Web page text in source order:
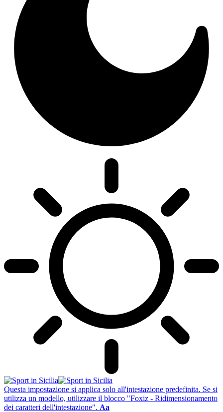
Questa impostazione si applica solo all'intestazione predefinita. Se si
utilizza un modello, utilizzare il blocco "Foxiz - Ridimensionamento
dei caratteri dell'intestazione". Aa